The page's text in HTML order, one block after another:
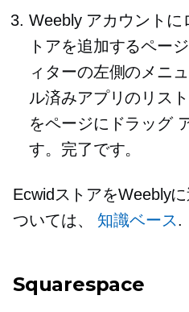
Weebly アカウントに
トアを追加するペー
ィターの左側のメニ
ル済みアプリのリス
をページにドラッグ
す。完了です。
EcwidストアをWeebly
ついては、知識ベース.
Squarespace